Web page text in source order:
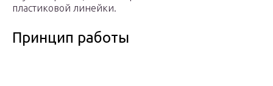
пластиковой линейки.
Принцип работы